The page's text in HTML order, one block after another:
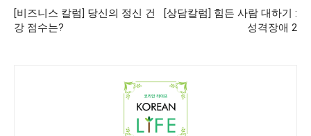
[비즈니스 칼럼] 당신의 정신 건
강 점수는?
[상담칼럼] 힘든 사람 대하기 :
성격장애 2